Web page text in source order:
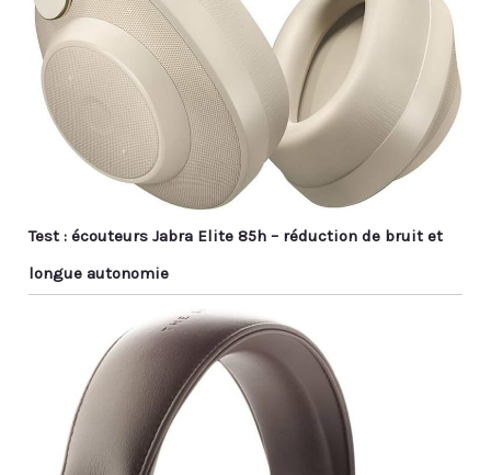
Test : écouteurs Jabra Elite 85h – réduction de bruit et
longue autonomie